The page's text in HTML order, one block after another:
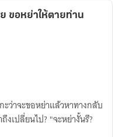
ขอหย่าให้ตายท่าน
ว่าจะขอหย่าแล้วหาทางกลับ
เปลี่ยนไป? "จะหย่างั้นรึ?